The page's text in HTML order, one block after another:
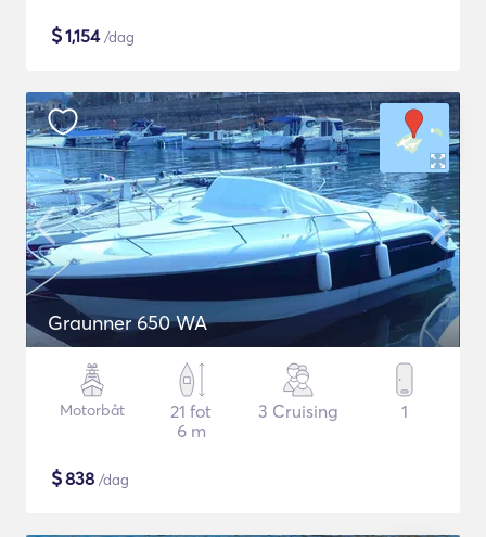
$1,154/dag
Graunner 650 WA
Motorbåt
21 fot
6 m
3 Cruising 1
$838 /dag